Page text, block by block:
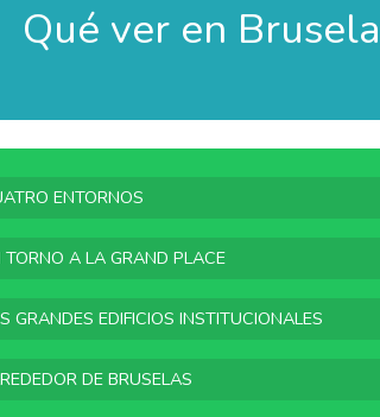
Qué ver en
entornos
torno a la Grand Place
grandes edificios institucionales
de Bruselas